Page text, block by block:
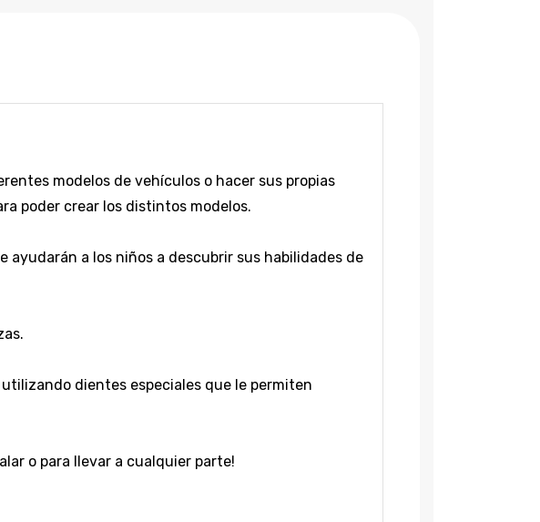
modelos de vehículos o hacer sus propias
poder crear los distintos modelos.
a los niños a descubrir sus habilidades de
dientes especiales que le permiten
o para llevar a cualquier parte!